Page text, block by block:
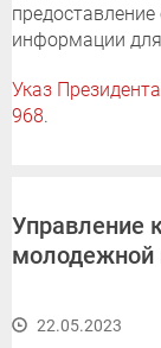
информации
Указ
968.
Управление
молодежной
22.05.2023